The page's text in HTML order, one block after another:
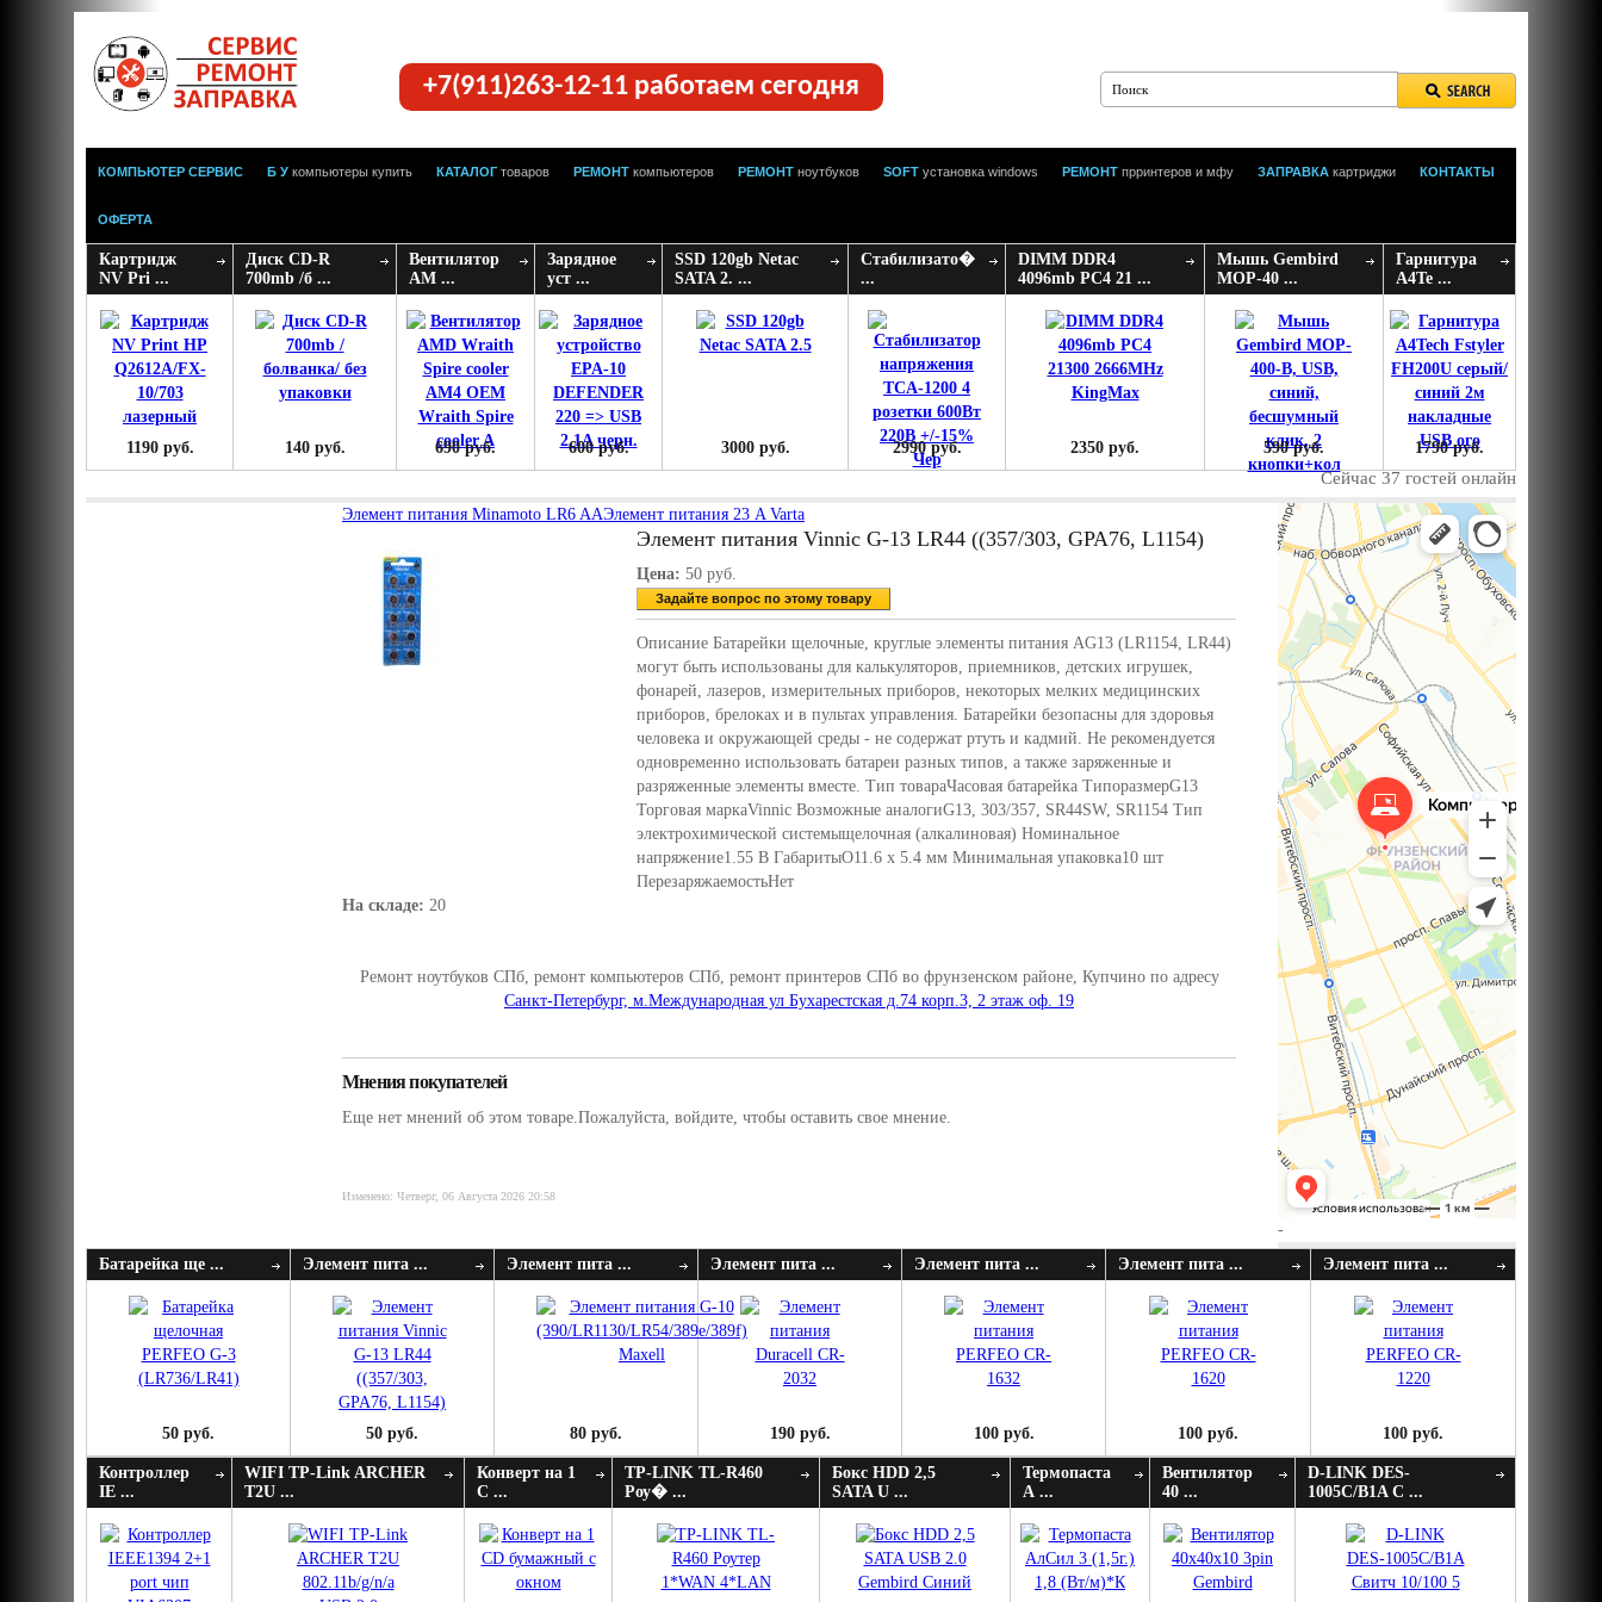
+7(911)263-12-11 работаем сегодня
КОМПЬЮТЕР СЕРВИС Б У компьютеры купить КАТАЛОГ товаров РЕМОНТ компьютеров РЕМОНТ ноутбуков SOFT установка windows РЕМОНТ прринтеров и мфу ЗАПРАВКА картриджи КОНТАКТЫ
ОФЕРТА
Картридж
NV Pri ...
1190 руб.
Диск CD-R
700mb /б ...
140 руб.
Вентилятор
AM ...
690 руб.
Зарядное
уст ...
600 руб.
SSD 120gb Netac
SATA 2. ...
3000 руб.
Стабилизато�
...
2990 руб.
DIMM DDR4
4096mb PC4 21 ...
2350 руб.
Мышь Gembird
MOP-40 ...
590 руб.
Гарнитура
A4Te ...
1790 руб.
Сейчас 37 гостей онлайн
Элемент питания Minamoto LR6 AAЭлемент питания 23 A Varta
Элемент питания Vinnic G-13 LR44 ((357/303, GPA76, L1154)
Цена: 50 руб.
Задайте вопрос по этому товару
Описание Батарейки щелочные, круглые элементы питания AG13 (LR1154, LR44)
могут быть использованы для калькуляторов, приемников, детских игрушек,
фонарей, лазеров, измерительных приборов, некоторых мелких медицинских
приборов, брелоках и в пультах управления. Батарейки безопасны для здоровья
человека и окружающей среды - не содержат ртуть и кадмий. Не рекомендуется
одновременно использовать батареи разных типов, а также заряженные и
разряженные элементы вместе. Тип товараЧасовая батарейка ТипоразмерG13
Торговая маркаVinnic Возможные аналогиG13, 303/357, SR44SW, SR1154 Тип
электрохимической системыщелочная (алкалиновая) Номинальное
напряжение1.55 В ГабаритыO11.6 x 5.4 мм Минимальная упаковка10 шт
ПерезаряжаемостьНет
На складе: 20
Ремонт ноутбуков СПб, ремонт компьютеров СПб, ремонт принтеров СПб во фрунзенском районе, Купчино по адресу
Санкт-Петербург, м.Международная ул Бухарестская д.74 корп.3, 2 этаж оф. 19
Мнения покупателей
Еще нет мнений об этом товаре.Пожалуйста, войдите, чтобы оставить свое мнение.
Изменено: Четверг, 06 Августа 2026 20:58
-
Батарейка ще ...
50 руб.
Элемент пита ...
50 руб.
Элемент пита ...
80 руб.
Элемент пита ...
190 руб.
Элемент пита ...
100 руб.
Элемент пита ...
100 руб.
Элемент пита ...
100 руб.
Контроллер
IE ...
WIFI TP-Link ARCHER
T2U ...
Конверт на 1
C ...
TP-LINK TL-R460
Роу� ...
Бокс HDD 2,5
SATA U ...
Термопаста
А ...
Вентилятор
40 ...
D-LINK DES-
1005C/B1A С ...